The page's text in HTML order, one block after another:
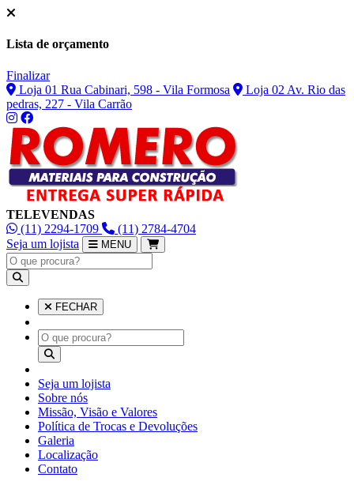
Lista de orçamento
Finalizar
Loja 01 Rua Cabinari, 598 - Vila Formosa
Loja 02 Av. Rio das
pedras, 227 - Vila Carrão
TELEVENDAS
(11) 2294-1709
(11) 2784-4704
Seja um lojista
MENU
FECHAR
Seja um lojista
Sobre nós
Missão, Visão e Valores
Política de Trocas e Devoluções
Galeria
Localização
Contato